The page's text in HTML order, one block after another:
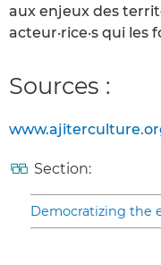
aux enjeux des
acteur·rice·s qui les
Sources :
Section:
Democratizing the